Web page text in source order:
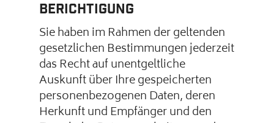
Berichtigung
Sie haben im Rahmen der geltenden
gesetzlichen Bestimmungen jederzeit
das Recht auf unentgeltliche
Auskunft über Ihre gespeicherten
personenbezogenen Daten, deren
Herkunft und Empfänger und den